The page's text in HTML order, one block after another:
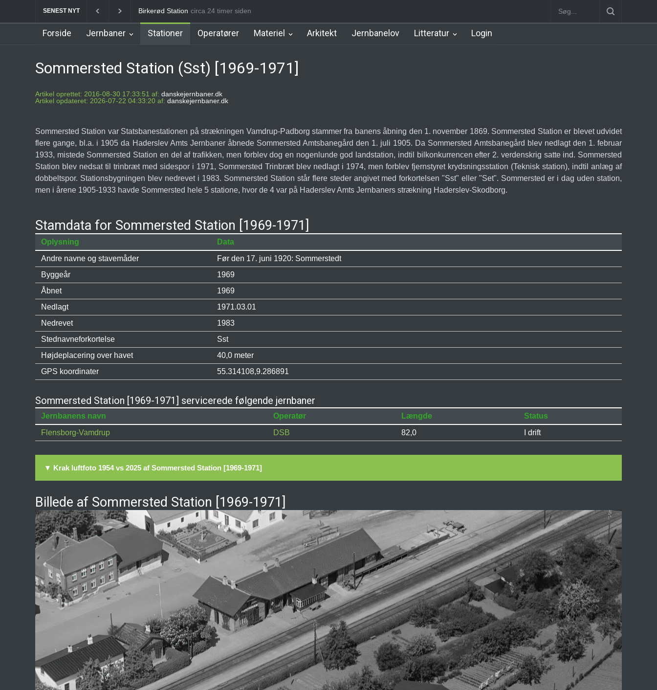
SENEST NYT Allerød Station Favrholm Station Nørrebro B Station [1886-1930] Nørrebro A Station
circa 24 timer siden
Forside Jernbaner Stationer Operatører Materiel Arkitekt Jernbanelov Litteratur Login
Sommersted Station (Sst) [1969-1971]
Artikel oprettet: 2016-08-30 17:33:51 af: danskejernbaner.dk
Artikel opdateret: 2026-07-22 04:33:20 af: danskejernbaner.dk
Sommersted Station var Statsbanestationen på strækningen Vamdrup-Padborg stammer fra banens åbning den 1. november 1869. Sommersted Station er blevet udvidet
flere gange, bl.a. i 1905 da Haderslev Amts Jernbaner åbnede Sommersted Amtsbanegård den 1. juli 1905. Da Sommersted Amtsbanegård blev nedlagt den 1. februar
1933, mistede Sommersted Station en del af trafikken, men forblev dog en nogenlunde god landstation, indtil bilkonkurrencen efter 2. verdenskrig satte ind. Sommersted
Station blev nedsat til trinbræt med sidespor i 1971, Sommersted Trinbræt blev nedlagt i 1974, men forblev fjernstyret krydsningsstation (Teknisk station), indtil anlæg af
dobbeltspor. Stationsbygningen blev nedrevet i 1983. Sommersted Station står flere steder angivet med forkortelsen "Sst" eller "Set". Sommersted er i dag uden station,
men i årene 1905-1933 havde Sommersted hele 5 statione, hvor de 4 var på Haderslev Amts Jernbaners strækning Haderslev-Skodborg.
Stamdata for Sommersted Station [1969-1971]
Oplysning
Data
Andre navne og stavemåder
Før den 17. juni 1920: Sommerstedt
Byggeår
1969
Åbnet
1969
Nedlagt
1971.03.01
Nedrevet
1983
Stednavneforkortelse
Sst
Højdeplacering over havet
40,0 meter
GPS koordinater
55.314108,9.286891
Sommersted Station [1969-1971] servicerede følgende jernbaner
Jernbanens navn Operatør Længde
Status
Flensborg-Vamdrup
DSB 82,0 I drift
▼ Krak luftfoto 1954 vs 2025 af Sommersted Station [1969-1971]
Billede af Sommersted Station [1969-1971]